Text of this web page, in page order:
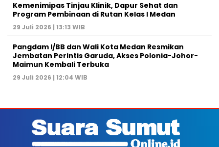
Kemenimipas Tinjau Klinik, Dapur Sehat dan
Program Pembinaan di Rutan Kelas I Medan
29 Juli 2026 | 13:13 WIB
Pangdam I/BB dan Wali Kota Medan Resmikan
Jembatan Perintis Garuda, Akses Polonia-Johor-
Maimun Kembali Terbuka
29 Juli 2026 | 12:04 WIB